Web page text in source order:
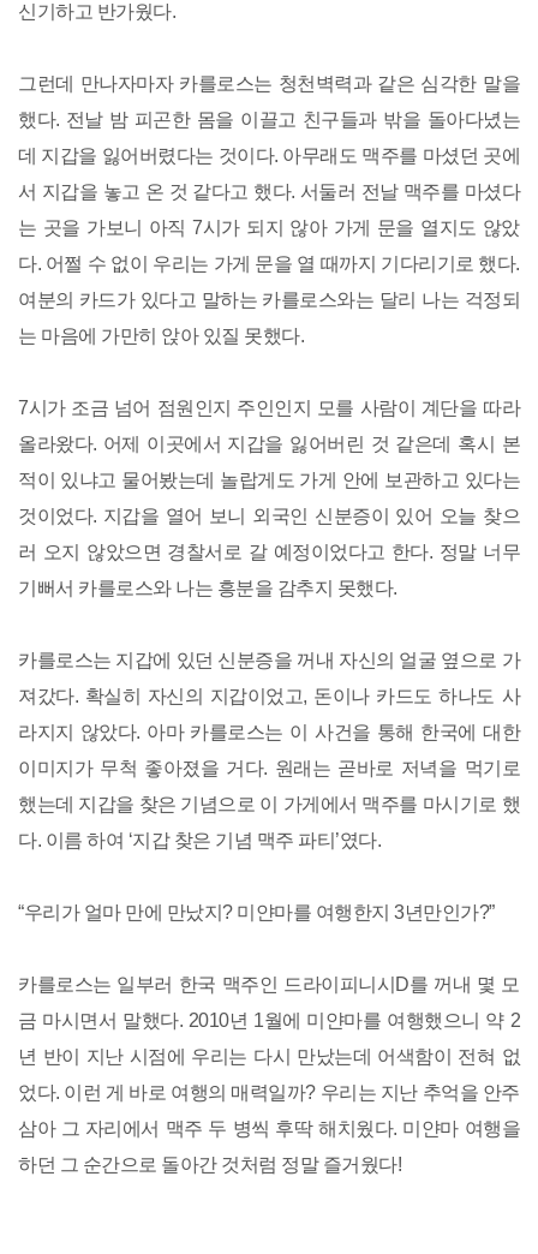
신기하고 반가웠다.
그런데 만나자마자 카를로스는 청천벽력과 같은 심각한 말을
했다. 전날 밤 피곤한 몸을 이끌고 친구들과 밖을 돌아다녔는
데 지갑을 잃어버렸다는 것이다. 아무래도 맥주를 마셨던 곳에
서 지갑을 놓고 온 것 같다고 했다. 서둘러 전날 맥주를 마셨다
는 곳을 가보니 아직 7시가 되지 않아 가게 문을 열지도 않았
다. 어쩔 수 없이 우리는 가게 문을 열 때까지 기다리기로 했다.
여분의 카드가 있다고 말하는 카를로스와는 달리 나는 걱정되
는 마음에 가만히 앉아 있질 못했다.
7시가 조금 넘어 점원인지 주인인지 모를 사람이 계단을 따라
올라왔다. 어제 이곳에서 지갑을 잃어버린 것 같은데 혹시 본
적이 있냐고 물어봤는데 놀랍게도 가게 안에 보관하고 있다는
것이었다. 지갑을 열어 보니 외국인 신분증이 있어 오늘 찾으
러 오지 않았으면 경찰서로 갈 예정이었다고 한다. 정말 너무
기뻐서 카를로스와 나는 흥분을 감추지 못했다.
카를로스는 지갑에 있던 신분증을 꺼내 자신의 얼굴 옆으로 가
져갔다. 확실히 자신의 지갑이었고, 돈이나 카드도 하나도 사
라지지 않았다. 아마 카를로스는 이 사건을 통해 한국에 대한
이미지가 무척 좋아졌을 거다. 원래는 곧바로 저녁을 먹기로
했는데 지갑을 찾은 기념으로 이 가게에서 맥주를 마시기로 했
다. 이름 하여 ‘지갑 찾은 기념 맥주 파티’였다.
“우리가 얼마 만에 만났지? 미얀마를 여행한지 3년만인가?”
카를로스는 일부러 한국 맥주인 드라이피니시D를 꺼내 몇 모
금 마시면서 말했다. 2010년 1월에 미얀마를 여행했으니 약 2
년 반이 지난 시점에 우리는 다시 만났는데 어색함이 전혀 없
었다. 이런 게 바로 여행의 매력일까? 우리는 지난 추억을 안주
삼아 그 자리에서 맥주 두 병씩 후딱 해치웠다. 미얀마 여행을
하던 그 순간으로 돌아간 것처럼 정말 즐거웠다!